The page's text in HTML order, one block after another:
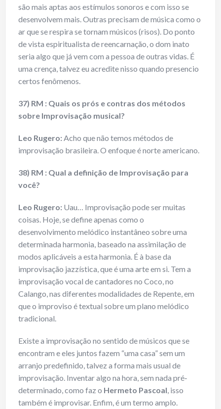
são mais aptas aos estímulos sonoros e com isso se
desenvolvem mais. Outras precisam de música como o
ar que se respira se tornam músicos (risos). Do ponto
de vista espiritualista de reencarnação, o dom inato
seria algo que já vem com a pessoa de outras vidas. É
uma crença, talvez eu acredite nisso quando presencio
certos fenômenos.
37) RM : Quais os prós e contras dos métodos
sobre Improvisação musical?
Leo Rugero:Acho que não temos métodos de
improvisação brasileira. O enfoque é norte americano.
38) RM : Qual a definição de Improvisação para
você?
Leo Rugero: Uau… Improvisação pode ser muitas
coisas. Hoje, se define apenas como o
desenvolvimento melódico instantâneo sobre uma
determinada harmonia, baseado na assimilação de
modos aplicáveis a esta harmonia. É à base da
improvisação jazzística, que é uma arte em si. Tem a
improvisação vocal de cantadores no Coco, no
Calango, nas diferentes modalidades de Repente, em
que o improviso é textual sobre um plano melódico
tradicional.
Existe a improvisação no sentido de músicos que se
encontram e eles juntos fazem “uma casa” sem um
arranjo predefinido, talvez a forma mais usual de
improvisação. Inventar algo na hora, sem nada pré‐
determinado, como faz o Hermeto Pascoal, isso
também é improvisar. Enfim, é um termo amplo.